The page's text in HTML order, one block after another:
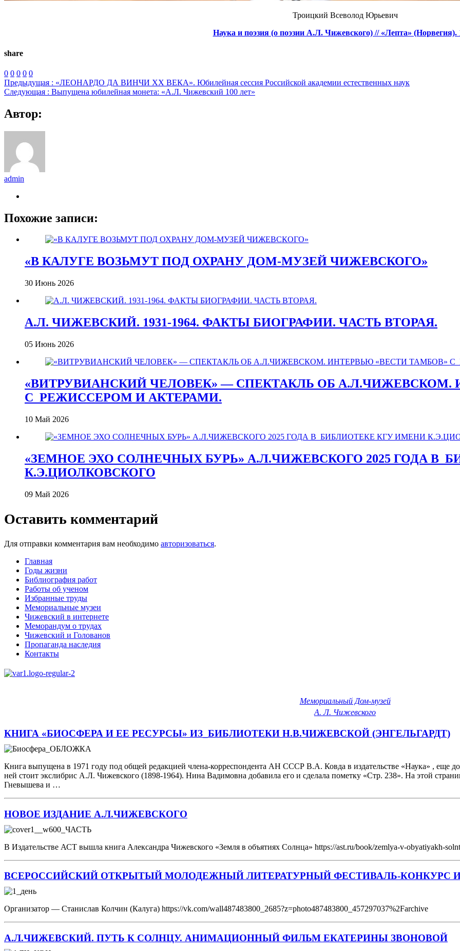
Троицкий Всеволод Юрьевич
Наука и поэзия (о поэзии А.Л. Чижевского) // «Лепта» (Норвегия).
share
0 0 0 0 0
Предыдущая : «ЛЕОНАРДО ДА ВИНЧИ ХХ ВЕКА». Юбилейная сессия Российской академии естественных наук
Следующая : Выпущена юбилейная монета: «А.Л. Чижевский 100 лет»
Автор:
admin
Похожие записи:
«В КАЛУГЕ ВОЗЬМУТ ПОД ОХРАНУ ДОМ-МУЗЕЙ ЧИЖЕВСКОГО»
30 Июнь 2026
А.Л. ЧИЖЕВСКИЙ. 1931-1964. ФАКТЫ БИОГРАФИИ. ЧАСТЬ ВТОРАЯ.
05 Июнь 2026
«ВИТРУВИАНСКИЙ ЧЕЛОВЕК» — СПЕКТАКЛЬ ОБ А.Л.ЧИЖЕВСКОМ.
С_РЕЖИССЕРОМ И АКТЕРАМИ.
10 Май 2026
«ЗЕМНОЕ ЭХО СОЛНЕЧНЫХ БУРЬ» А.Л.ЧИЖЕВСКОГО 2025 ГОДА
К.Э.ЦИОЛКОВСКОГО
09 Май 2026
Оставить комментарий
Для отправки комментария вам необходимо авторизоваться.
Главная
Годы жизни
Библиография работ
Работы об ученом
Избранные труды
Мемориальные музеи
Чижевский в интернете
Меморандум о трудах
Чижевский и Голованов
Пропаганда наследия
Контакты
Мемориальный Дом-музей
А. Л. Чижевского
КНИГА «БИОСФЕРА И ЕЕ РЕСУРСЫ» ИЗ_БИБЛИОТЕКИ Н.В.ЧИЖЕВСКОЙ (ЭНГЕЛЬГАРДТ)
Книга выпущена в 1971 году под общей редакцией члена-корреспондента АН СССР В.А. Ковда в издательстве «Наука» , еще
ней стоит экслибрис А.Л. Чижевского (1898-1964). Нина Вадимовна добавила его и сделала пометку «Стр. 238». На этой
Гневышева и …
НОВОЕ ИЗДАНИЕ А.Л.ЧИЖЕВСКОГО
В Издательстве АСТ вышла книга Александра Чижевского «Земля в объятиях Солнца» https://ast.ru/book/zemlya-v-obyatiyakh-
ВСЕРОССИЙСКИЙ ОТКРЫТЫЙ МОЛОДЕЖНЫЙ ЛИТЕРАТУРНЫЙ ФЕСТИВАЛЬ-КОНКУРС
Организатор — Станислав Колчин (Калуга) https://vk.com/wall487483800_2685?z=photo487483800_457297037%2Farchive
А.Л.ЧИЖЕВСКИЙ. ПУТЬ К СОЛНЦУ. АНИМАЦИОННЫЙ ФИЛЬМ ЕКАТЕРИНЫ ЗВОНОВОЙ